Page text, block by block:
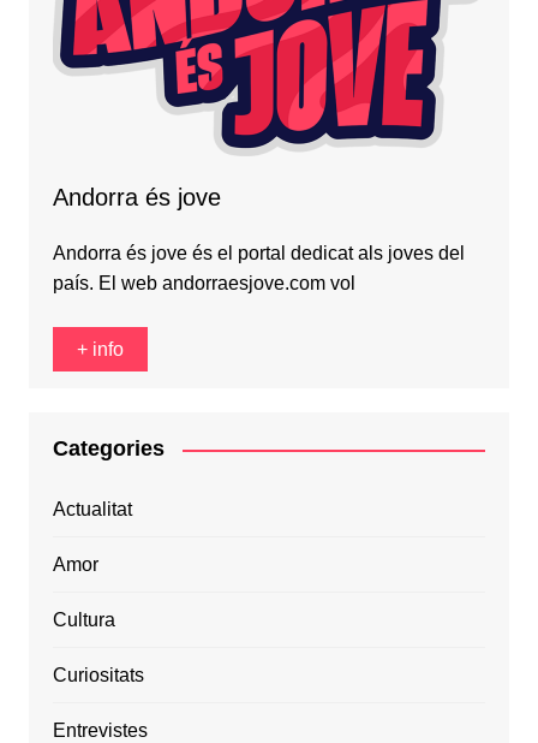
Andorra és jove
Andorra és jove és el portal dedicat als joves del
país. El web andorraesjove.com vol
+ info
Categories
Actualitat
Amor
Cultura
Curiositats
Entrevistes